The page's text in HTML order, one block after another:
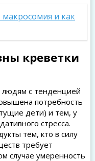
макросомия и как
креветки
с тенденцией
потребность
дети) и тем, у
стресса.
тем, кто в силу
требует
случае умеренность